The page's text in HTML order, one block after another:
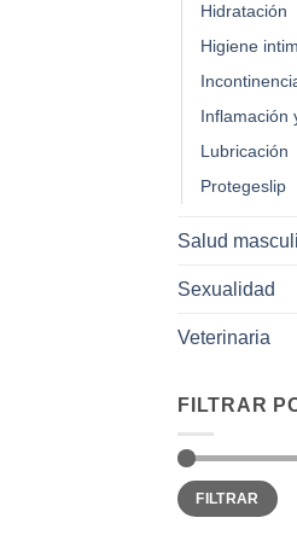
Hidratación
Higiene
Inflamación
Lubricación
Protegeslip
Salud
Sexualidad
Veterinaria
FILTRAR
Precio
mínimo
Precio
máximo
FILTRAR